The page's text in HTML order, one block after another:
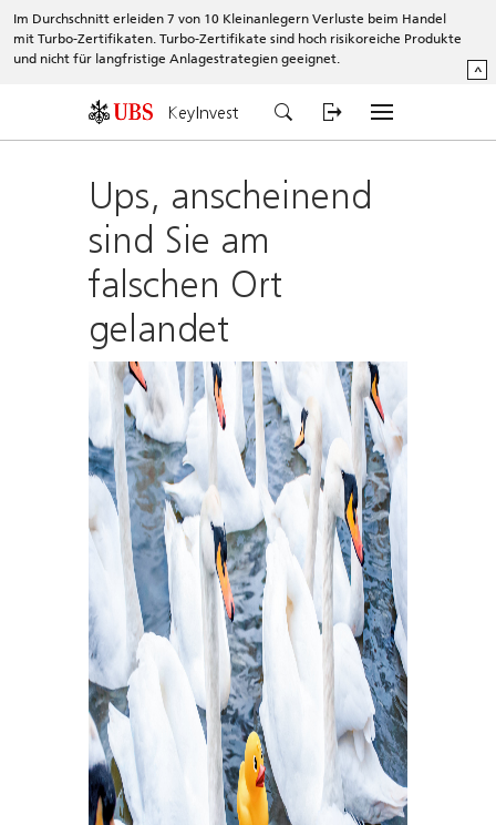
Im Durchschnitt erleiden 7 von 10 Kleinanlegern Verluste beim Handel
mit Turbo-Zertifikaten. Turbo-Zertifikate sind hoch risikoreiche Produkte
und nicht für langfristige Anlagestrategien geeignet.
^
KeyInvest
Ups, anscheinend
sind Sie am
falschen Ort
gelandet